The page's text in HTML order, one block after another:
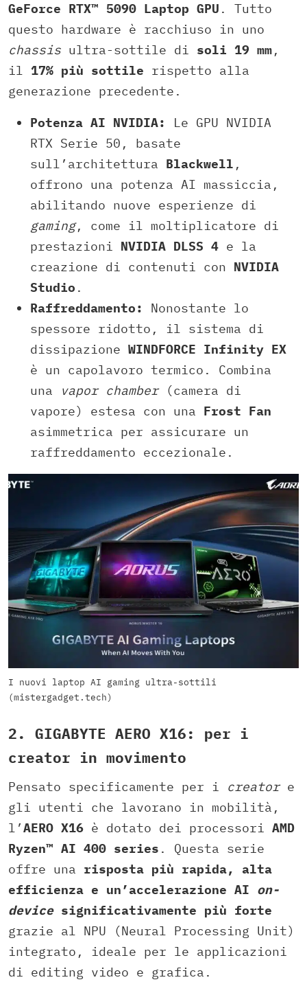
GeForce RTX™ 5090 Laptop GPU . Tutto
questo hardware è racchiuso in uno
chassis ultra-sottile di soli 19 mm,
il 17% più sottile rispetto alla
generazione precedente.
Potenza AI NVIDIA:
Le GPU NVIDIA
RTX Serie 50, basate
sull’architettura Blackwell ,
offrono una potenza AI massiccia,
abilitando nuove esperienze di
gaming, come il moltiplicatore di
prestazioni NVIDIA DLSS 4 e la
creazione di contenuti con NVIDIA
Studio .
Raffreddamento:
Nonostante lo
spessore ridotto, il sistema di
dissipazione WINDFORCE Infinity EX
è un capolavoro termico. Combina
una
vapor chamber(camera di
vapore) estesa con una Frost Fan
asimmetrica per assicurare un
raffreddamento eccezionale.
I nuovi laptop AI gaming ultra-sottili
(mistergadget.tech)
2. GIGABYTE AERO X16: per i
creator in movimento
Pensato specificamente per i creatore
gli utenti che lavorano in mobilità,
l’AERO X16 è dotato dei processori AMD
Ryzen™ AI 400 series . Questa serie
offre una risposta più rapida, alta
efficienza e un’accelerazione AI on-
devicesignificativamente più forte
grazie al NPU (Neural Processing Unit)
integrato, ideale per le applicazioni
di editing video e grafica.